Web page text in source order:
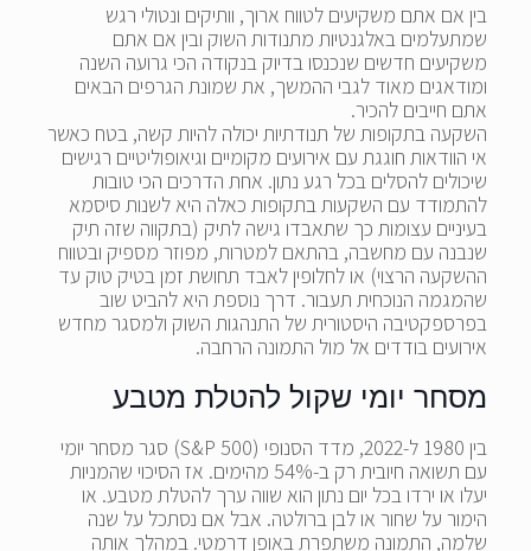
בין אם אתם משקיעים לטווח ארוך, וותיקים ונטולי רגש
שמתעלמים באלגנטיות מתנודות השוק ובין אם אתם
משקיעים חדשים שנכנסו בדיוק בנקודה הכי גרועה השנה
ומודאגים מאוד לגבי ההמשך, את שמונת הגרפים הבאים
אתם חייבים להכיר.
השקעה בתקופות של תנודתיות יכולה להיות קשה, בטח כאשר
אי הוודאות חוגגת עם אירועים מקומיים וגיאופוליטיים רגישים
שיכולים להסלים בכל רגע נתון. אחת הדרכים הכי טובות
להתמודד עם השקעות בתקופות כאלה היא לשנות סיסמא
בעיניים עצומות כך שתאבדו גישה לתיק (בתקווה שזה תיק
שנבנה עם מחשבה, בהתאם למטרות, מפוזר מספיק ובטווח
ההשקעה הרצוי) או לחלופין לאבד תחושת זמן בטיק טוק עד
שהמגמה הנוכחית תעבור. דרך נוספת היא להביט שוב
בפרספקטיבה היסטורית של התנהגות השוק ולמסגר מחדש
אירועים בודדים אל מול התמונה הרחבה.
מסחר יומי שקול להטלת מטבע
בין 1980 ל-2022, מדד הסנופי (S&P 500) סגר מסחר יומי
עם תשואה חיובית רק ב-54% מהימים. אז הסיכוי שהמניות
יעלו או ירדו בכל יום נתון הוא שווה ערך להטלת מטבע. או
הימור על שחור או לבן ברולטה. אבל אם נסתכל על שנה
שלמה, התמונה משתפרת באופן דרמטי. במהלך אותה